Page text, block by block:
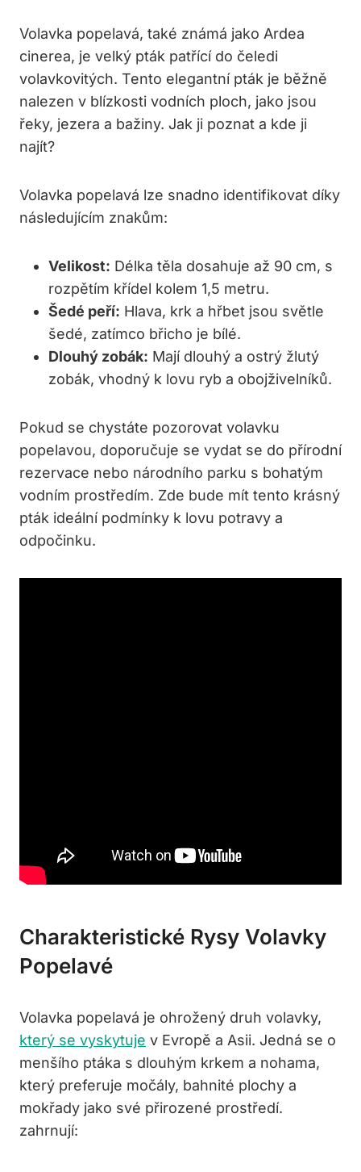
Volavka ​popelavá, také známá​ jako ‍Ardea
cinerea, je velký⁤ pták patřící do čeledi
volavkovitých. Tento elegantní⁣ pták je běžně
nalezen v blízkosti ‌vodních ploch, jako jsou⁣
řeky, jezera a bažiny. Jak ji poznat a kde ⁣ji
najít?
Volavka popelavá lze snadno identifikovat díky
následujícím znakům:
Velikost: Délka těla dosahuje až 90 cm, s
rozpětím křídel kolem 1,5 metru.
Šedé peří: Hlava, krk a hřbet jsou světle
šedé, zatímco břicho je bílé.
Dlouhý zobák: Mají dlouhý a ostrý žlutý
zobák, vhodný k lovu ryb a obojživelníků.
Pokud se chystáte pozorovat volavku
popelavou, doporučuje se vydat se do přírodní
rezervace nebo národního parku s bohatým
vodním prostředím. Zde bude mít tento krásný
pták ideální podmínky k lovu potravy a
odpočinku.
Charakteristické Rysy Volavky
Popelavé
Volavka popelavá je​ ohrožený druh volavky,
který se vyskytuje v Evropě a Asii. ​Jedná se o
menšího ptáka s dlouhým krkem a nohama,
který preferuje ‍močály, bahnité plochy ⁤a⁢
mokřady ⁢jako své přirozené prostředí.⁣
zahrnují: